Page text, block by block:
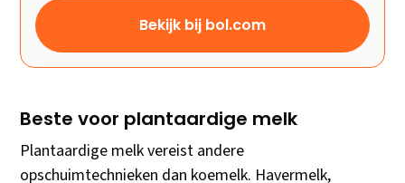
Bekijk bij bol.com
Beste voor plantaardige melk
Plantaardige melk vereist andere
opschuimtechnieken dan koemelk. Havermelk,